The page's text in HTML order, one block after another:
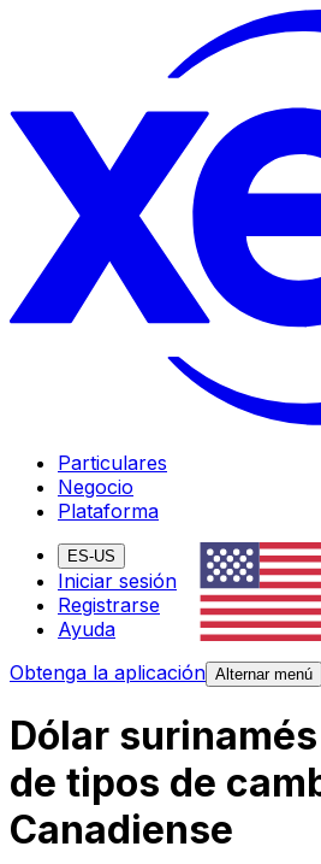
Particulares
Negocio
Plataforma
ES-US
Iniciar sesión
Registrarse
Ayuda
Obtenga la aplicación Alternar menú
Dólar
de tipos de
Canadiense